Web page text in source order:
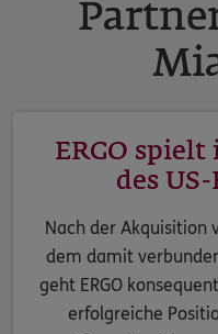
ERGO
des
Nach der Akquisition
dem damit
geht ERGO
erfolgreiche